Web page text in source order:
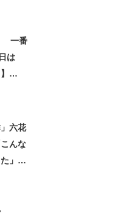
一番
は
六花
んな
」